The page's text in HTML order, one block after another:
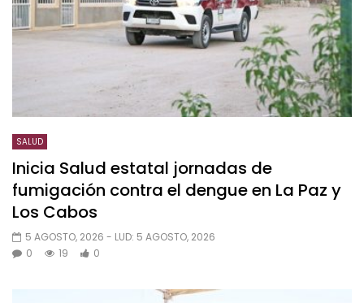
SALUD
Inicia Salud estatal jornadas de
fumigación contra el dengue en La Paz y
Los Cabos
5 AGOSTO, 2026 - LUD: 5 AGOSTO, 2026
0
19 0